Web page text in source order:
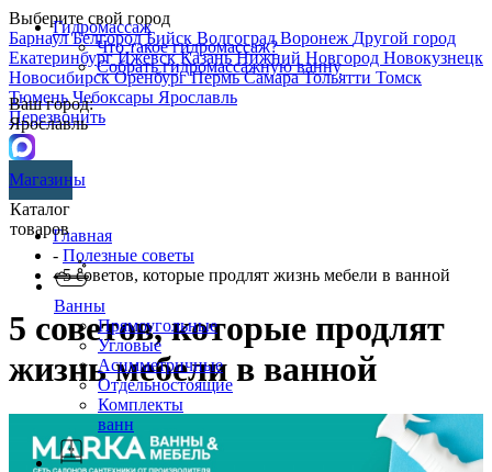
Выберите свой город
БарнаулБелгородБийск ВолгоградВоронеж Другой город
ЕкатеринбургИжевскКазаньНижний Новгород Новокузнецк
НовосибирскОренбургПермьСамараТольятти Томск
ТюменьЧебоксары Ярославль
Перезвонить
Гидромассаж
Что такое гидромассаж?
Собрать гидромассажную ванну
Ваш город:
Ярославль
Магазины
Каталог
товаров
Ванны
Прямоугольные
Угловые
Асимметричные
Отдельностоящие
Комплекты
ванн
Главная
- Полезные советы
- 5 советов, которые продлят жизнь мебели в ванной
5 советов, которые продлят
жизнь мебели в ванной